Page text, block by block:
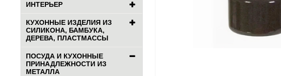
ИНТЕРЬЕР
КУХОННЫЕ ИЗДЕЛИЯ ИЗ
СИЛИКОНА, БАМБУКА,
ДЕРЕВА, ПЛАСТМАССЫ
ПОСУДА И КУХОННЫЕ
ПРИНАДЛЕЖНОСТИ ИЗ
МЕТАЛЛА